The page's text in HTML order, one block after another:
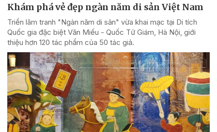
Khám phá vẻ đẹp ngàn năm di sản Việt Nam
Triển lãm tranh "Ngàn năm di sản" vừa khai mạc tại Di tích
Quốc gia đặc biệt Văn Miếu - Quốc Tử Giám, Hà Nội, giới
thiệu hơn 120 tác phẩm của 50 tác giả.